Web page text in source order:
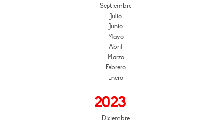
Septiembre
Julio
Junio
Mayo
Abril
Marzo
Febrero
Enero
2023
Diciembre